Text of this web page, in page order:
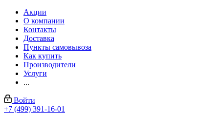
Акции
О компании
Контакты
Доставка
Пункты самовывоза
Как купить
Производители
Услуги
...
Войти
+7 (499) 391-16-01